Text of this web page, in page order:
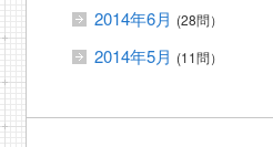
2014年6月 (28問）
2014年5月 (11問）